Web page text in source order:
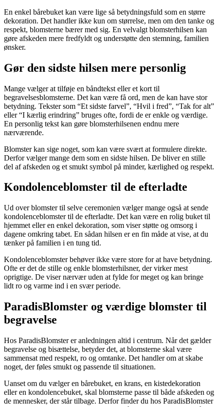
En enkel bårebuket kan være lige så betydningsfuld som en større
dekoration. Det handler ikke kun om størrelse, men om den tanke og
respekt, blomsterne bærer med sig. En velvalgt blomsterhilsen kan
gøre afskeden mere fredfyldt og understøtte den stemning, familien
ønsker.
Gør den sidste hilsen mere personlig
Mange vælger at tilføje en båndtekst eller et kort til
begravelsesblomsterne. Det kan være få ord, men de kan have stor
betydning. Tekster som “Et sidste farvel”, “Hvil i fred”, “Tak for alt”
eller “I kærlig erindring” bruges ofte, fordi de er enkle og værdige.
En personlig tekst kan gøre blomsterhilsenen endnu mere
nærværende.
Blomster kan sige noget, som kan være svært at formulere direkte.
Derfor vælger mange dem som en sidste hilsen. De bliver en stille
del af afskeden og et smukt symbol på minder, kærlighed og respekt.
Kondolenceblomster til de efterladte
Ud over blomster til selve ceremonien vælger mange også at sende
kondolenceblomster til de efterladte. Det kan være en rolig buket til
hjemmet eller en enkel dekoration, som viser støtte og omsorg i
dagene omkring tabet. En sådan hilsen er en fin måde at vise, at du
tænker på familien i en tung tid.
Kondolenceblomster behøver ikke være store for at have betydning.
Ofte er det de stille og enkle blomsterhilsner, der virker mest
oprigtige. De viser nærvær uden at fylde for meget og kan bringe
lidt ro og varme ind i en svær periode.
ParadisBlomster og værdige blomster til
begravelse
Hos ParadisBlomster er anledningen altid i centrum. Når det gælder
begravelse og bisættelse, betyder det, at blomsterne skal være
sammensat med respekt, ro og omtanke. Det handler om at skabe
noget, der føles smukt og passende til situationen.
Uanset om du vælger en bårebuket, en krans, en kistedekoration
eller en kondolencebuket, skal blomsterne passe til både afskeden og
de mennesker, der står tilbage. Derfor finder du hos ParadisBlomster